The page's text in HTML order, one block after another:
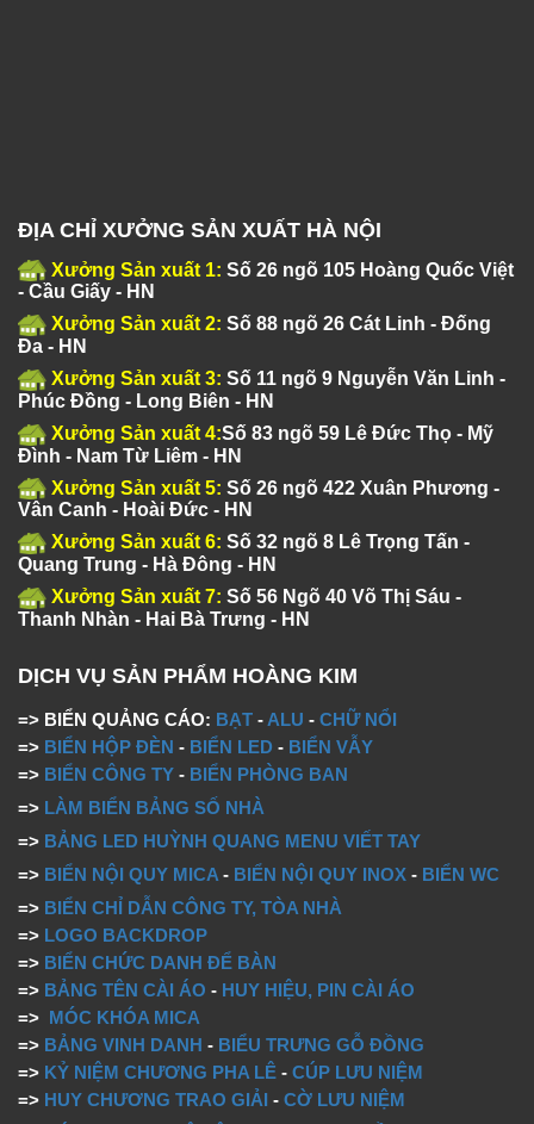
ĐỊA CHỈ XƯỞNG SẢN XUẤT HÀ NỘI
Xưởng Sản xuất 1: Số 26 ngõ 105 Hoàng Quốc Việt
- Cầu Giấy - HN
Xưởng Sản xuất 2: Số 88 ngõ 26 Cát Linh - Đống
Đa - HN
Xưởng Sản xuất 3: Số 11 ngõ 9 Nguyễn Văn Linh -
Phúc Đồng - Long Biên - HN
Xưởng Sản xuất 4:Số 83 ngõ 59 Lê Đức Thọ - Mỹ
Đình - Nam Từ Liêm - HN
Xưởng Sản xuất 5: Số 26 ngõ 422 Xuân Phương -
Vân Canh - Hoài Đức - HN
Xưởng Sản xuất 6: Số 32 ngõ 8 Lê Trọng Tấn -
Quang Trung - Hà Đông - HN
Xưởng Sản xuất 7: Số 56 Ngõ 40 Võ Thị Sáu -
Thanh Nhàn - Hai Bà Trưng - HN
DỊCH VỤ SẢN PHẨM HOÀNG KIM
=> BIỂN QUẢNG CÁO: BẠT - ALU - CHỮ NỔI
=> BIỂN HỘP ĐÈN - BIỂN LED - BIỂN VẪY
=> BIỂN CÔNG TY - BIỂN PHÒNG BAN
=> LÀM BIỂN BẢNG SỐ NHÀ
=> BẢNG LED HUỲNH QUANG MENU VIẾT TAY
=> BIỂN NỘI QUY MICA - BIỂN NỘI QUY INOX - BIỂN WC
=> BIỂN CHỈ DẪN CÔNG TY, TÒA NHÀ
=> LOGO BACKDROP
=> BIỂN CHỨC DANH ĐỂ BÀN
=> BẢNG TÊN CÀI ÁO - HUY HIỆU, PIN CÀI ÁO
=> MÓC KHÓA MICA
=> BẢNG VINH DANH - BIỂU TRƯNG GỖ ĐỒNG
=> KỶ NIỆM CHƯƠNG PHA LÊ - CÚP LƯU NIỆM
=> HUY CHƯƠNG TRAO GIẢI - CỜ LƯU NIỆM